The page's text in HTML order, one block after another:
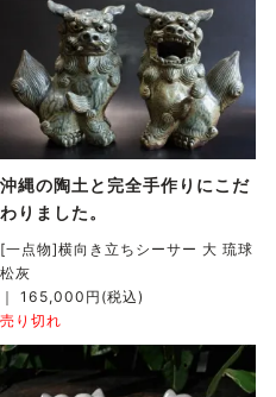
沖縄の陶土と完全手作りにこだ
わりました。
[一点物]横向き立ちシーサー 大 琉球
松灰
｜ 165,000円(税込)
売り切れ